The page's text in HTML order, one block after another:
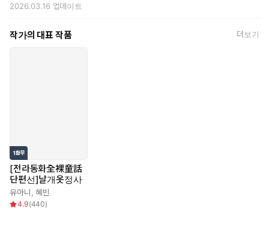
2026.03.16 업데이트
작가의 대표 작품 더보기
[전라동화全裸童話
단편선]날개옷정사
유아니 ,혜빈
4.9(440)